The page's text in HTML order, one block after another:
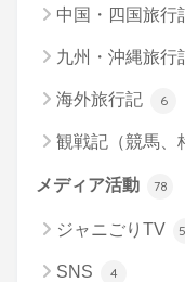
中国・四国旅行
九州・沖縄旅行
海外旅行記 6
観戦記（競馬、
メディア活動 78
ジャニごりTV
SNS 4